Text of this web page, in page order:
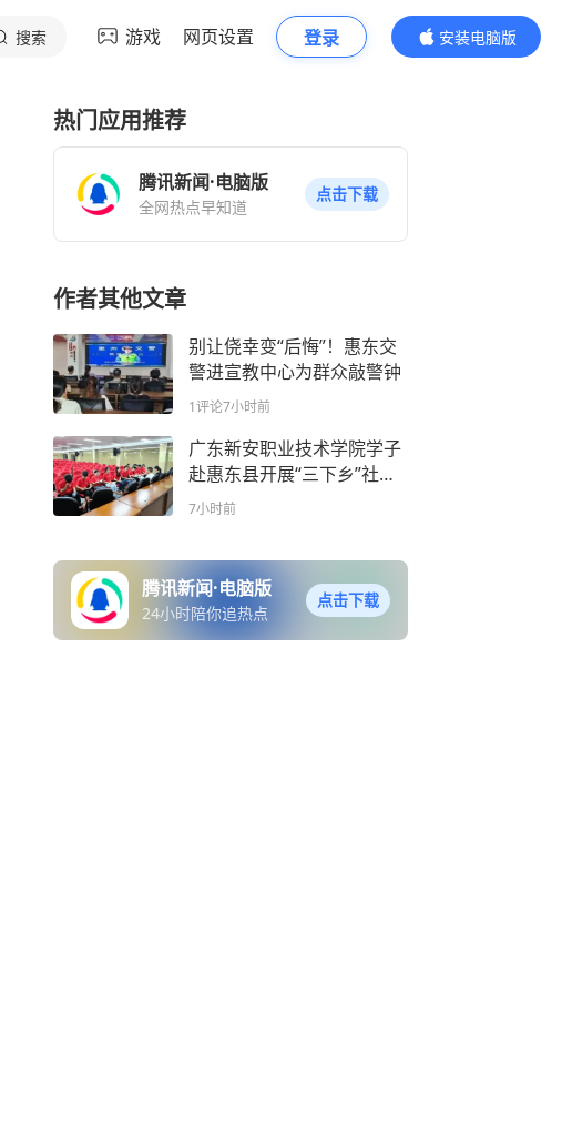
搜索 游戏 网页设置 登录
安装电脑版
内容更精彩
热门应用推荐
腾讯新闻·电脑版
全网热点早知道
点击下载
作者其他文章
别让侥幸变“后悔”！惠东交
警进宣教中心为群众敲警钟
1评论7小时前
广东新安职业技术学院学子
赴惠东县开展“三下乡”社会
实践：深耕基层宣讲资助政
7小时前
腾讯新闻·电脑版
24小时陪你追热点
点击下载